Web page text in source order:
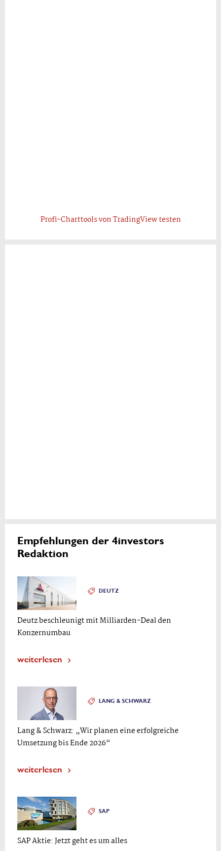
Profi-Charttools von TradingView testen
Empfehlungen der 4investors
Redaktion
DEUTZ
Deutz beschleunigt mit Milliarden-Deal den
Konzernumbau
weiterlesen
LANG & SCHWARZ
Lang & Schwarz: „Wir planen eine erfolgreiche
Umsetzung bis Ende 2026“
weiterlesen
SAP
SAP Aktie: Jetzt geht es um alles